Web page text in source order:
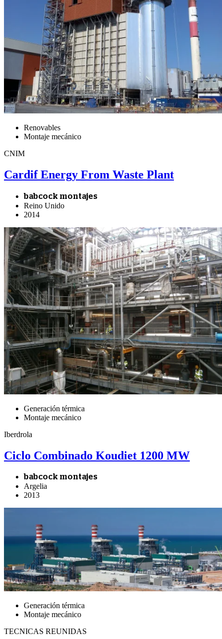
Renovables
Montaje mecánico
CNIM
Cardif Energy From Waste Plant
babcock montajes
Reino Unido
2014
Generación térmica
Montaje mecánico
Iberdrola
Ciclo Combinado Koudiet 1200 MW
babcock montajes
Argelia
2013
Generación térmica
Montaje mecánico
TECNICAS REUNIDAS